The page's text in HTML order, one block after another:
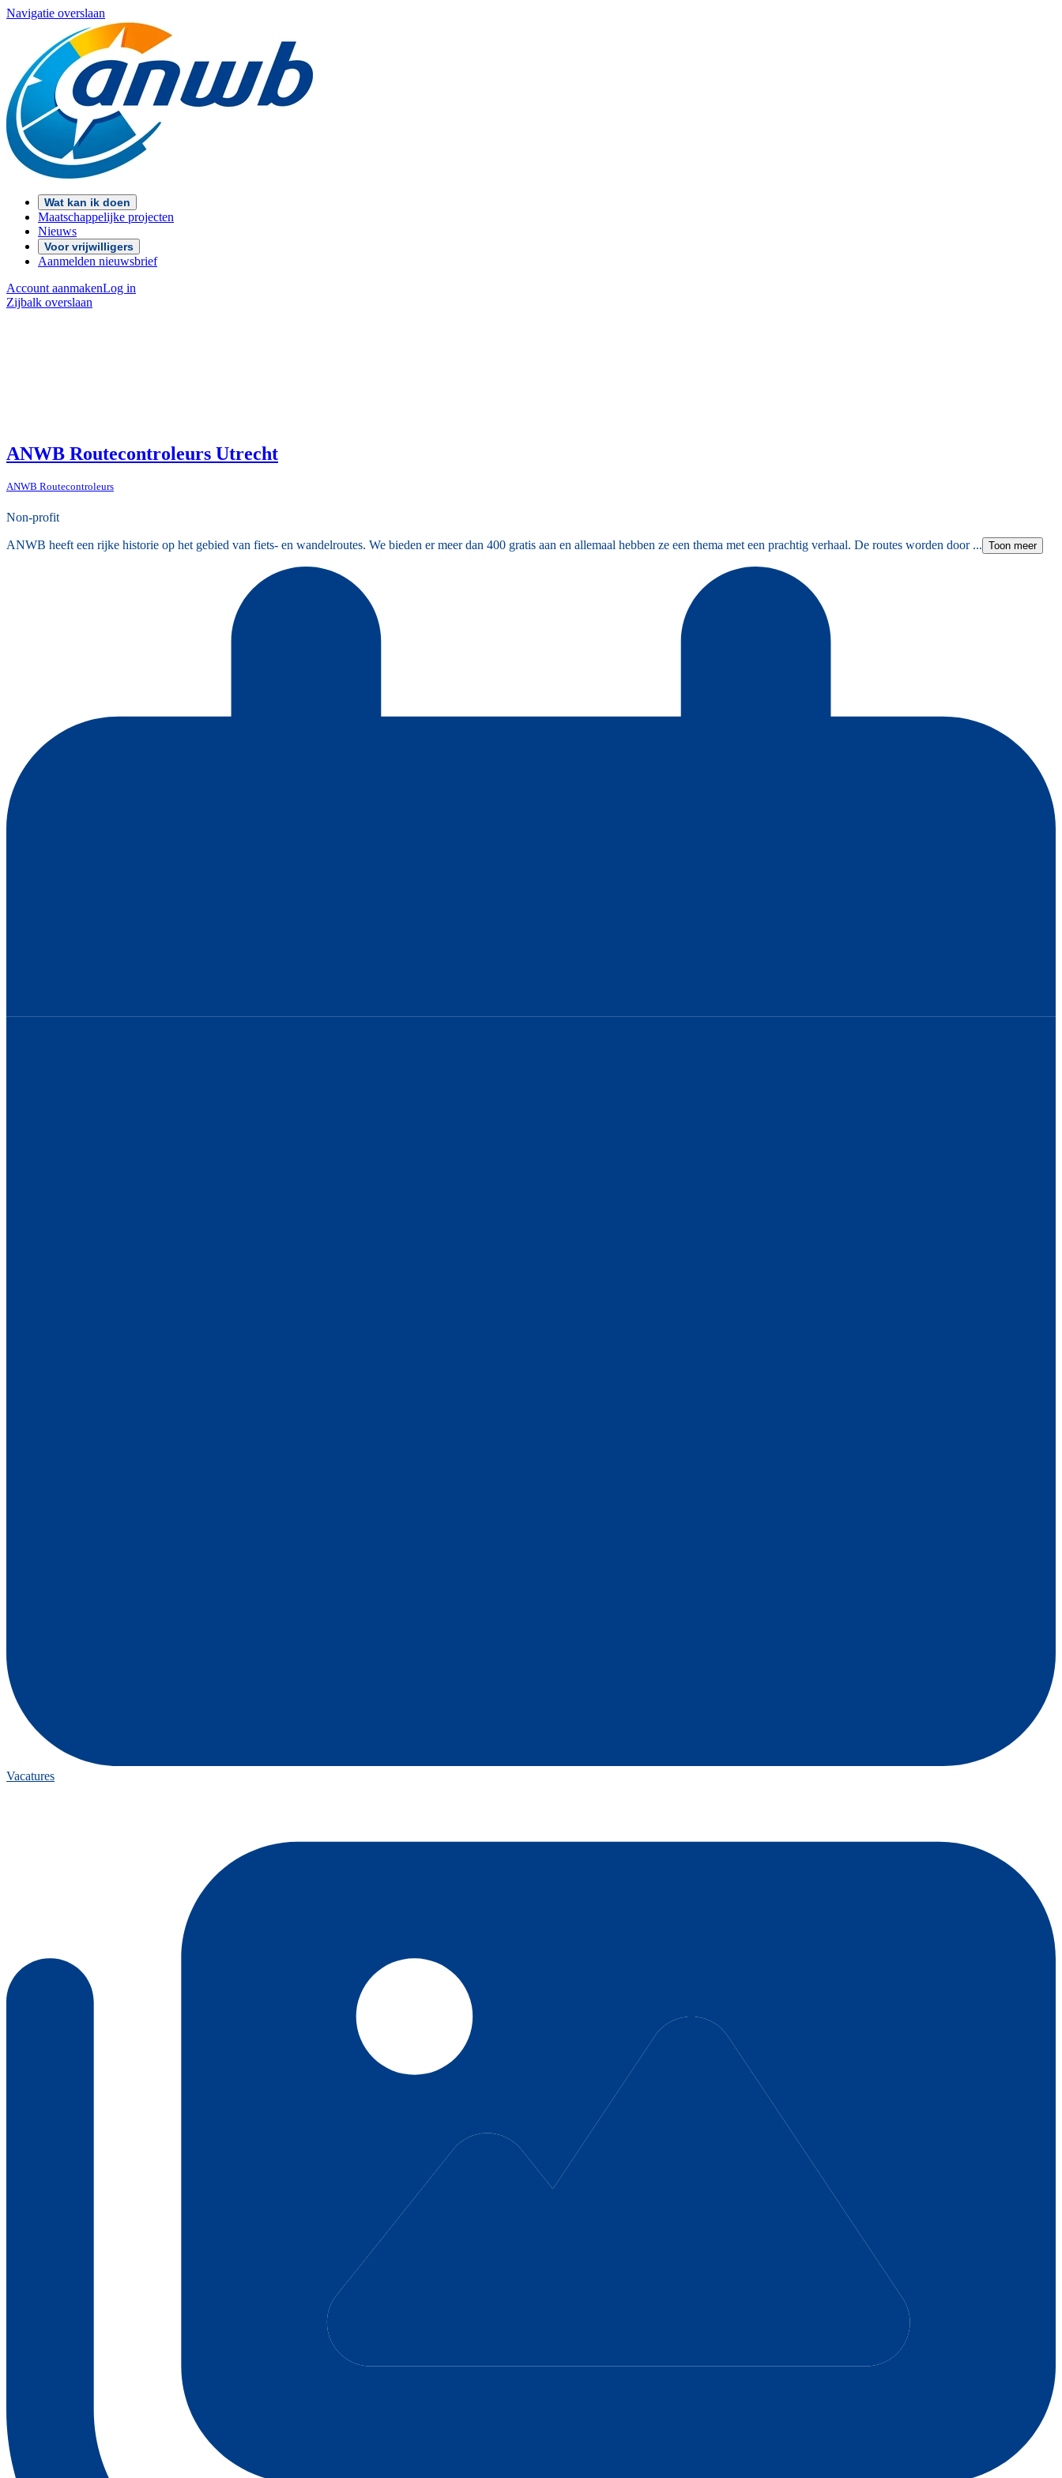
Navigatie overslaan
Wat kan ik doen
Maatschappelijke projecten
Nieuws
Voor vrijwilligers
Aanmelden nieuwsbrief
Account aanmakenLog in
Zijbalk overslaan
ANWB Routecontroleurs Utrecht
ANWB Routecontroleurs
Non-profit
ANWB heeft een rijke historie op het gebied van fiets- en wandelroutes. We bieden er meer dan 400 gratis aan en allemaal hebben ze een thema met een prachtig verhaal. De routes worden door ... Toon meer
Vacatures